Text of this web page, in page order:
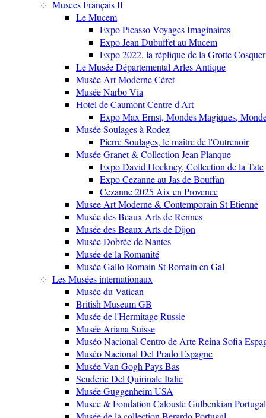
Musees Français II
Le Mucem
Expo Picasso Voyages Imaginaires
Expo Jean Dubuffet au Mucem
Expo 2022, la réplique de la Grotte
Le Musée Départemental Arles Antique
Musée Art Moderne Céret
Musée Narbo Via
Hotel de Caumont Centre d'Art
Expo Max Ernst, Mondes Magiques,
Musée Soulages à Rodez
Pierre Soulages, le maître de l'Outrenoir
Musée Granet & Collection Jean Planque
Expo David Hockney, Collection de la Tate
Expo Cezanne au Jas de Bouffan
Cezanne 2025 Aix en Provence
Musee Art Moderne & Contemporain St Etienne
Musée des Beaux Arts de Rennes
Musée des Beaux Arts de Dijon
Musée Dobrée de Nantes
Musée de la Romanité
Musée Gallo Romain St Romain en Gal
Les Musées internationaux
Musée du Vatican
British Museum GB
Musée de l'Hermitage Russie
Musée Ariana Suisse
Muséo Nacional Centro de Arte Reina Sofia
Muséo Nacional Del Prado Espagne
Musée Van Gogh Pays Bas
Scuderie Del Quirinale Italie
Musée Guggenheim USA
Musee & Fondation Calouste Gulbenkian Portugal